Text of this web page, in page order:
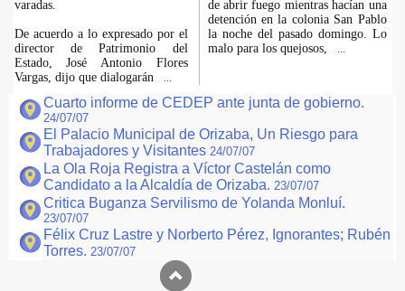
varadas.
De acuerdo a lo expresado por el
director de Patrimonio del
Estado, José Antonio Flores
Vargas, dijo que dialogarán
de abrir fuego mientras hacían una
detención en la colonia San Pablo
la noche del pasado domingo. Lo
malo para los quejosos,
Cuarto informe de CEDEP ante junta de gobierno.
24/07/07
El Palacio Municipal de Orizaba, Un Riesgo para
Trabajadores y Visitantes 24/07/07
La Ola Roja Registra a Víctor Castelán como
Candidato a la Alcaldía de Orizaba. 23/07/07
Critica Buganza Servilismo de Yolanda Monluí.
23/07/07
Félix Cruz Lastre y Norberto Pérez, Ignorantes; Rubén
Torres. 23/07/07